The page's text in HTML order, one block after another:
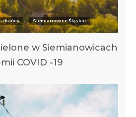
Siemianowice Śląskie
w Siemianowicach
COVID -19